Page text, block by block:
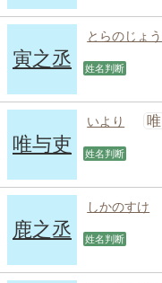
寅之丞
とらのじょう
姓名判断
唯与吏
いより 唯
姓名判断
鹿之丞
しかのすけ
姓名判断